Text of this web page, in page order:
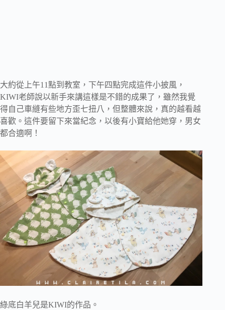
大約從上午11點到教室，下午四點完成這件小披風，
KIWI老師說以新手來講這樣是不錯的成果了，雖然我覺
得自己車縫有些地方歪七扭八，但整體來說，真的越看越
喜歡。這件要留下來當紀念，以後有小寶給他她穿，男女
都合適啊！
綠底白羊兒是KIWI的作品。